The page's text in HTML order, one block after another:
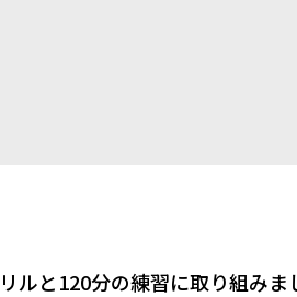
と120分の練習に取り組みま